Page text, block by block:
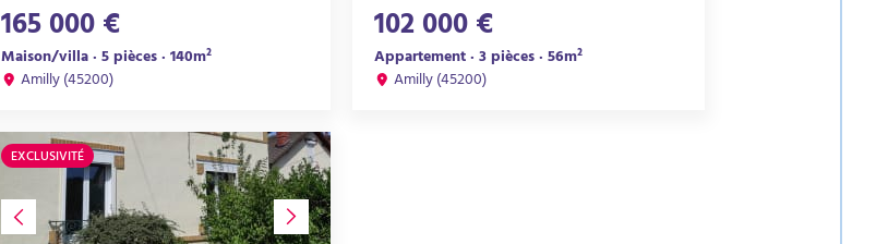
165 000 €
Maison/villa · 5 pièces · 140m²
Amilly (45200)
102 000 €
Appartement · 3 pièces · 56m²
Amilly (45200)
EXCLUSIVITÉ